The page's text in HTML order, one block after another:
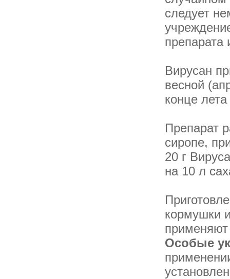
следует
препарата
Вирусан
весной
конце
Препарат
сиропе,
20 г
на 10 л
кормушки
Особые